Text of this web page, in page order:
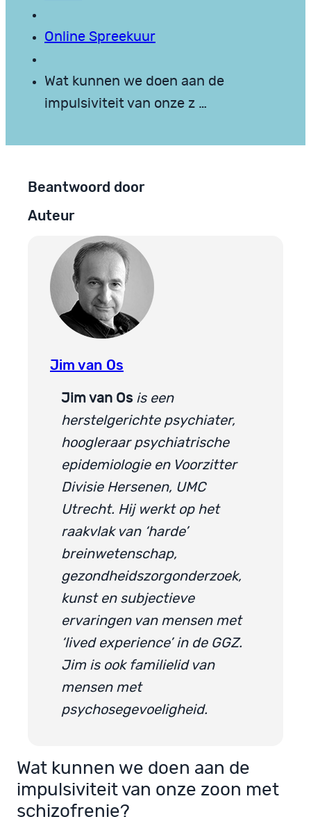
Online Spreekuur
Wat kunnen we doen aan de
impulsiviteit van onze z …
Beantwoord door
Auteur
Jim van Os
Jim van Os is een
herstelgerichte psychiater,
hoogleraar psychiatrische
epidemiologie en Voorzitter
Divisie Hersenen, UMC
Utrecht. Hij werkt op het
raakvlak van ‘harde’
breinwetenschap,
gezondheidszorgonderzoek,
kunst en subjectieve
ervaringen van mensen met
‘lived experience’ in de GGZ.
Jim is ook familielid van
mensen met
psychosegevoeligheid.
Wat kunnen we doen aan de
impulsiviteit van onze zoon met
schizofrenie?